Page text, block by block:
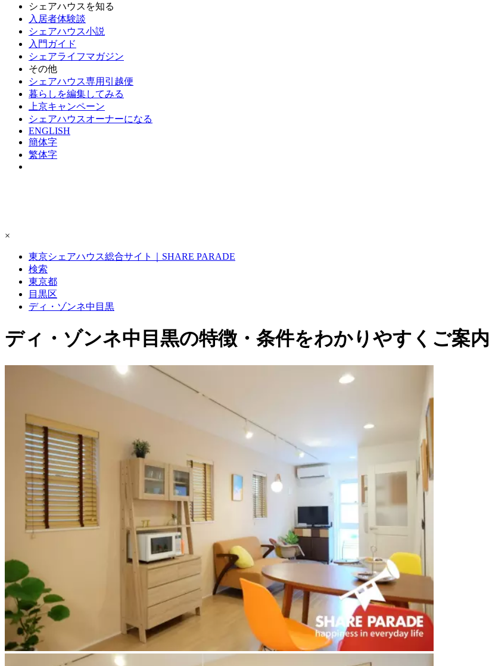
シェアハウスを知る
入居者体験談
シェアハウス小説
入門ガイド
シェアライフマガジン
その他
シェアハウス専用引越便
暮らしを編集してみる
上京キャンペーン
シェアハウスオーナーになる
ENGLISH
簡体字
繁体字
×
東京シェアハウス総合サイト｜SHARE PARADE
検索
東京都
目黒区
ディ・ゾンネ中目黒
ディ・ゾンネ中目黒の特徴・条件をわかりやすくご案内